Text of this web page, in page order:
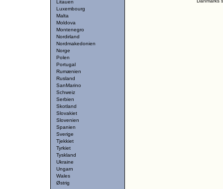
Litauen
Luxembourg
Malta
Moldova
Montenegro
Nordirland
Nordmakedonien
Norge
Polen
Portugal
Rumænien
Rusland
SanMarino
Schweiz
Serbien
Skotland
Slovakiet
Slovenien
Spanien
Sverige
Tjekkiet
Tyrkiet
Tyskland
Ukraine
Ungarn
Wales
Østrig